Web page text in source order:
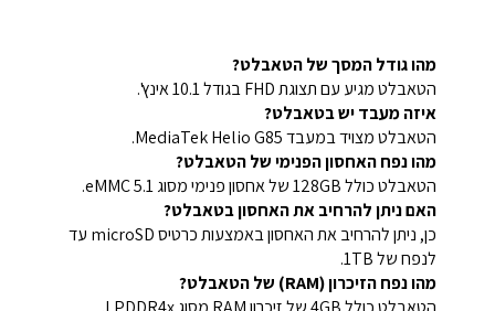
מהו גודל המסך של הטאבלט?
הטאבלט מגיע עם תצוגת FHD בגודל 10.1 אינץ'.
איזה מעבד יש בטאבלט?
הטאבלט מצויד במעבד MediaTek Helio G85.
מהו נפח האחסון הפנימי של הטאבלט?
הטאבלט כולל 128GB של אחסון פנימי מסוג eMMC 5.1.
האם ניתן להרחיב את האחסון בטאבלט?
כן, ניתן להרחיב את האחסון באמצעות כרטיס microSD עד
לנפח של 1TB.
מהו נפח הזיכרון (RAM) של הטאבלט?